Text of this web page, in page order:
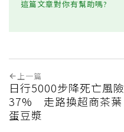
這篇文章對你有幫助嗎?
上一篇
日行5000步降死亡風險
37% 走路換超商茶葉
蛋豆漿